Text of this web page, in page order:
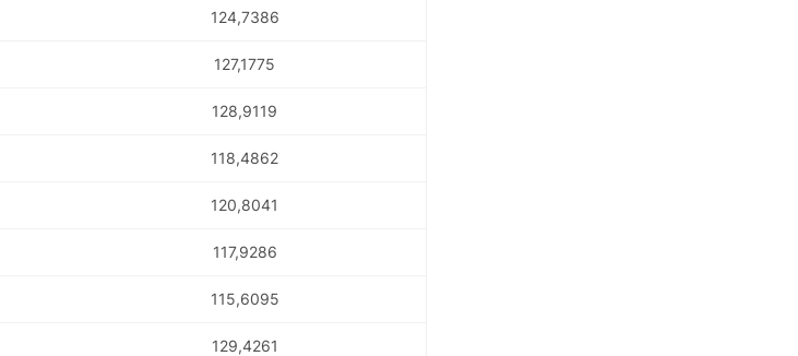
124,7386
127,1775
128,9119
118,4862
120,8041
117,9286
115,6095
129,4261